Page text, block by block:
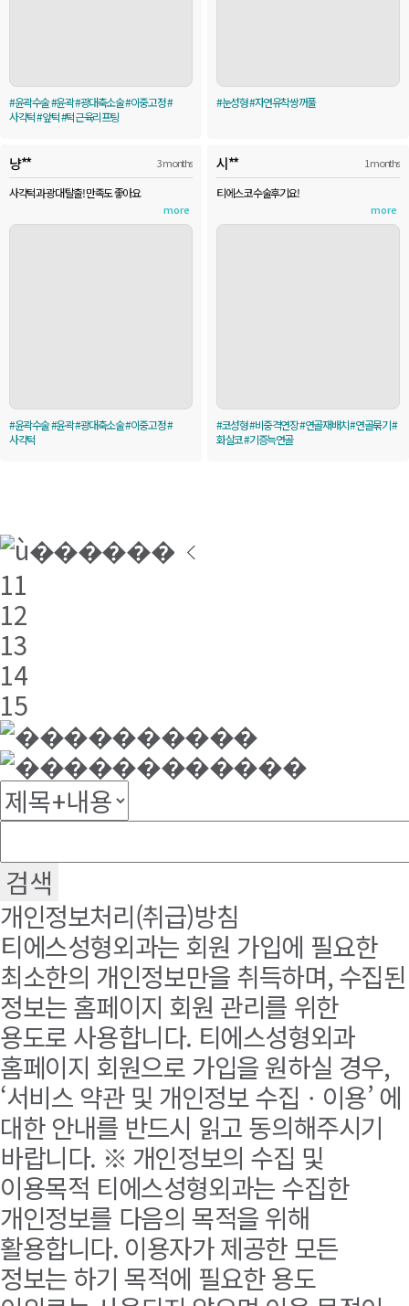
#윤곽수술 #윤곽 #광대축소술 #이중고정 #
사각턱 #앞턱 #턱근육리프팅
#눈성형 #자연유착쌍꺼풀
냥** 3 months
사각턱과 광대 탈출! 만족도 좋아요
more
#윤곽수술 #윤곽 #광대축소술 #이중고정 #
사각턱
시** 1 months
티에스 코수술후기요!
more
#코성형 #비중격연장 #연골재배치 #연골묶기 #
화살코 #기증늑연골
11
12
13
14
15
개인정보처리(취급)방침
티에스성형외과는 회원 가입에 필요한
최소한의 개인정보만을 취득하며, 수집된
정보는 홈페이지 회원 관리를 위한
용도로 사용합니다. 티에스성형외과
홈페이지 회원으로 가입을 원하실 경우,
‘서비스 약관 및 개인정보 수집ㆍ이용’ 에
대한 안내를 반드시 읽고 동의해주시기
바랍니다. ※ 개인정보의 수집 및
이용목적 티에스성형외과는 수집한
개인정보를 다음의 목적을 위해
활용합니다. 이용자가 제공한 모든
정보는 하기 목적에 필요한 용도